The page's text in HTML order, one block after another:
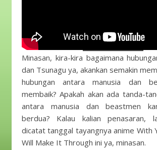
Minasan, kira-kira bagaimana
dan Tsunagu ya, akankan semakin
hubungan antara manusia dan
membaik? Apakah akan ada tanda-
antara manusia dan beastmen
berdua? Kalau kalian penasaran,
dicatat tanggal tayangnya anime With
Will Make It Through ini ya, minasan.